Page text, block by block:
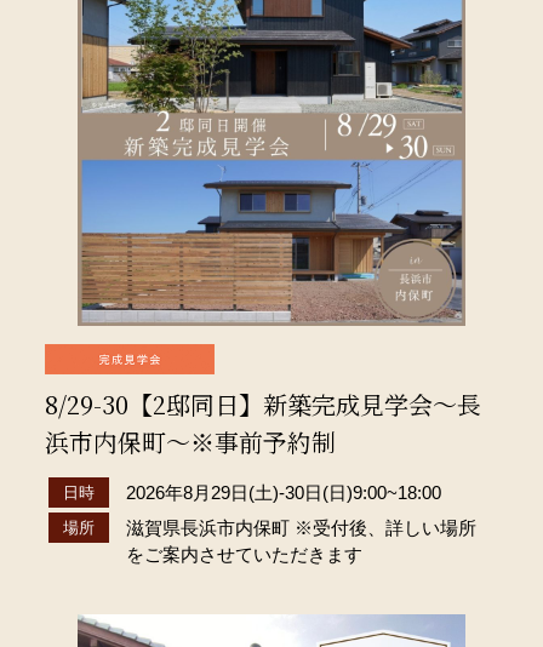
8/29-30【2邸同日】新築完成見学会～長
浜市内保町～※事前予約制
日時 2026年8月29日(土)-30日(日)9:00~18:00
場所
滋賀県長浜市内保町 ※受付後、詳しい場所
をご案内させていただきます